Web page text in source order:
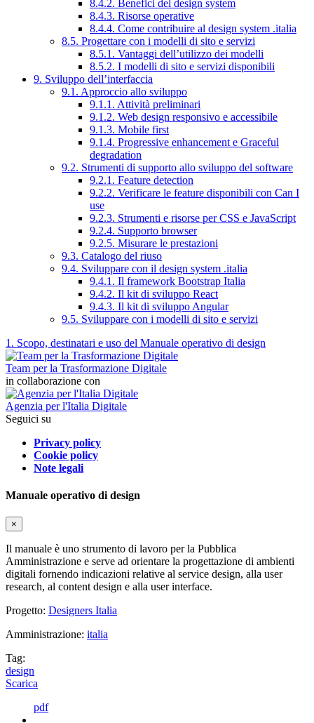
8.4.2. Benefici del design system
8.4.3. Risorse operative
8.4.4. Come contribuire al design system .italia
8.5. Progettare con i modelli di sito e servizi
8.5.1. Vantaggi dell’utilizzo dei modelli
8.5.2. I modelli di sito e servizi disponibili
9. Sviluppo dell’interfaccia
9.1. Approccio allo sviluppo
9.1.1. Attività preliminari
9.1.2. Web design responsivo e accessibile
9.1.3. Mobile first
9.1.4. Progressive enhancement e Graceful
degradation
9.2. Strumenti di supporto allo sviluppo del software
9.2.1. Feature detection
9.2.2. Verificare le feature disponibili con Can I
use
9.2.3. Strumenti e risorse per CSS e JavaScript
9.2.4. Supporto browser
9.2.5. Misurare le prestazioni
9.3. Catalogo del riuso
9.4. Sviluppare con il design system .italia
9.4.1. Il framework Bootstrap Italia
9.4.2. Il kit di sviluppo React
9.4.3. Il kit di sviluppo Angular
9.5. Sviluppare con i modelli di sito e servizi
1. Scopo, destinatari e uso del Manuale operativo di design
Team per la Trasformazione Digitale
in collaborazione con
Agenzia per l'Italia Digitale
Seguici su
Privacy policy
Cookie policy
Note legali
Manuale operativo di design
×
Il manuale è uno strumento di lavoro per la Pubblica
Amministrazione e serve ad orientare la progettazione di ambienti
digitali fornendo indicazioni relative al service design, alla user
research, al content design e alla user interface.
Progetto: Designers Italia
Amministrazione: italia
Tag:
design
Scarica
pdf